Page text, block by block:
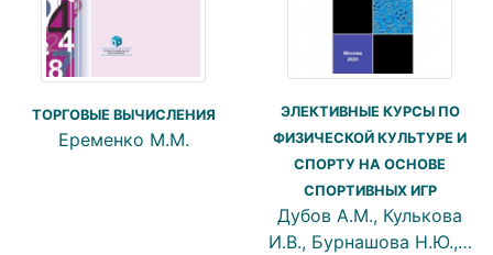
ТОРГОВЫЕ ВЫЧИСЛЕНИЯ
Еременко М.М.
ЭЛЕКТИВНЫЕ КУРСЫ ПО
ФИЗИЧЕСКОЙ КУЛЬТУРЕ И
СПОРТУ НА ОСНОВЕ
СПОРТИВНЫХ ИГР
Дубов А.М., Кулькова
И.В., Бурнашова Н.Ю.,…